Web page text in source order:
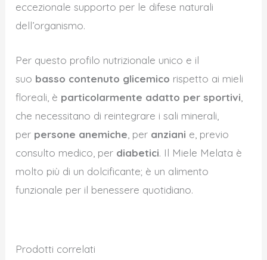
eccezionale supporto per le difese naturali
dell’organismo.
Per questo profilo nutrizionale unico e il
suo basso contenuto glicemico rispetto ai mieli
floreali, è particolarmente adatto per sportivi,
che necessitano di reintegrare i sali minerali,
per persone anemiche, per anziani e, previo
consulto medico, per diabetici. Il Miele Melata è
molto più di un dolcificante; è un alimento
funzionale per il benessere quotidiano.
Prodotti correlati